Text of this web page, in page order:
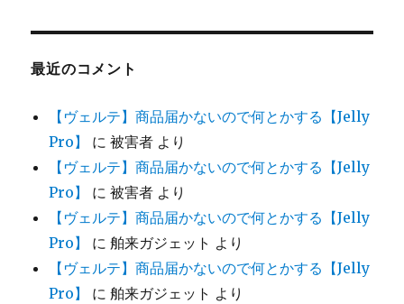
最近のコメント
【ヴェルテ】商品届かないので何とかする【Jelly
Pro】
に被害者 より
【ヴェルテ】商品届かないので何とかする【Jelly
Pro】
に被害者 より
【ヴェルテ】商品届かないので何とかする【Jelly
Pro】
に舶来ガジェット より
【ヴェルテ】商品届かないので何とかする【Jelly
Pro】
に舶来ガジェット より